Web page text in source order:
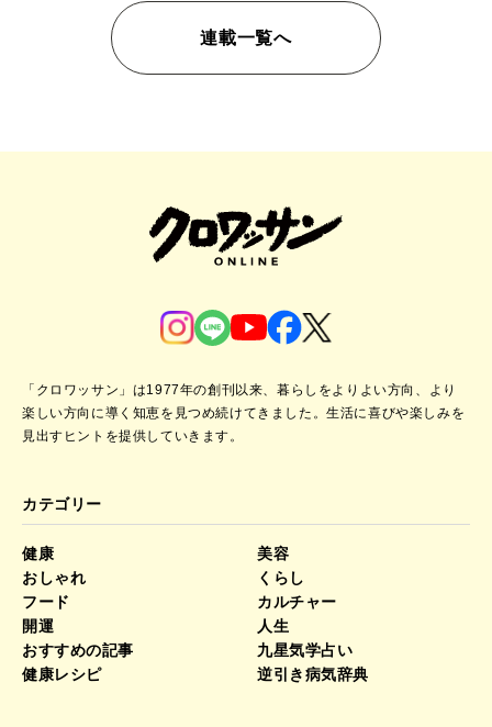
連載一覧へ
「クロワッサン」は1977年の創刊以来、暮らしをよりよい方向、より
楽しい方向に導く知恵を見つめ続けてきました。生活に喜びや楽しみを
見出すヒントを提供していきます。
カテゴリー
健康
美容
おしゃれ
くらし
フード
カルチャー
開運
人生
おすすめの記事
九星気学占い
健康レシピ
逆引き病気辞典